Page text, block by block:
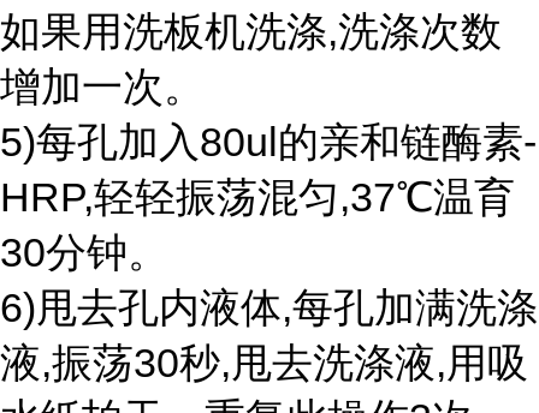
如果用洗板机洗涤,洗涤次数
增加一次。
5)每孔加入80ul的亲和链酶素-
HRP,轻轻振荡混匀,37℃温育
30分钟。
6)甩去孔内液体,每孔加满洗涤
液,振荡30秒,甩去洗涤液,用吸